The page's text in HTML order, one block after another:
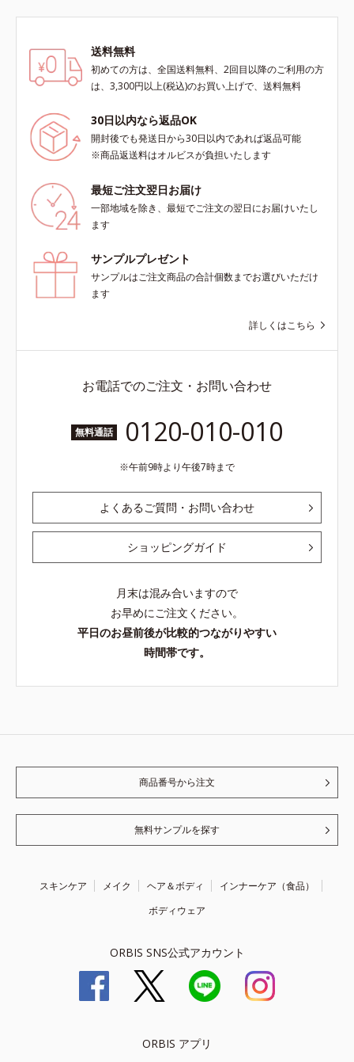
送料無料
初めての方は、全国送料無料、2回目以降のご利用の方
は、3,300円以上(税込)のお買い上げで、送料無料
30日以内なら返品OK
開封後でも発送日から30日以内であれば返品可能
※商品返送料はオルビスが負担いたします
最短ご注文翌日お届け
一部地域を除き、最短でご注文の翌日にお届けいたし
ます
サンプルプレゼント
サンプルはご注文商品の合計個数までお選びいただけ
ます
詳しくはこちら
お電話でのご注文・お問い合わせ
無料通話 0120-010-010
午前9時より午後7時まで
よくあるご質問・お問い合わせ
ショッピングガイド
月末は混み合いますので
お早めにご注文ください。
平日のお昼前後が比較的つながりやすい
時間帯です。
商品番号から注文
無料サンプルを探す
スキンケア メイク ヘア＆ボディ
インナーケア（食品）
ボディウェア
ORBIS SNS公式アカウント
ORBIS アプリ